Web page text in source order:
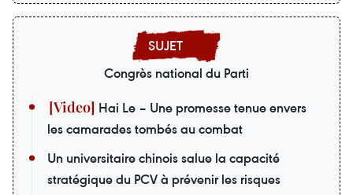
Congrès national du Parti
Hai Le – Une promesse tenue envers
les camarades tombés au combat
Un universitaire chinois salue la capacité
stratégique du PCV à prévenir les risques